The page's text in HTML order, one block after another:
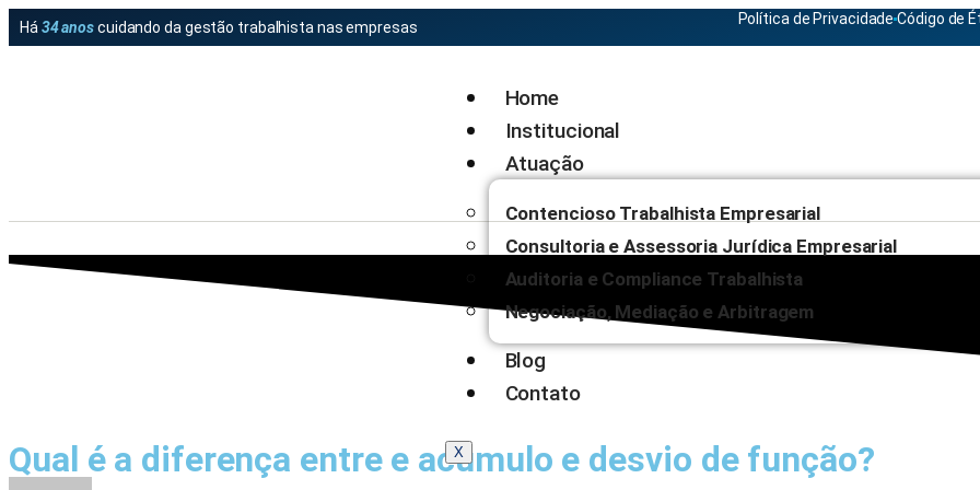
Há 34 anoscuidando da gestão trabalhista nas empresas Política de PrivacidadeCódigo de
Home
Institucional
Atuação
Contencioso Trabalhista Empresarial
Consultoria e Assessoria Jurídica Empresarial
Auditoria e Compliance Trabalhista
Negociação, Mediação e Arbitragem
Blog
Contato
X
Qual é a diferença entre e acúmulo e desvio de função?